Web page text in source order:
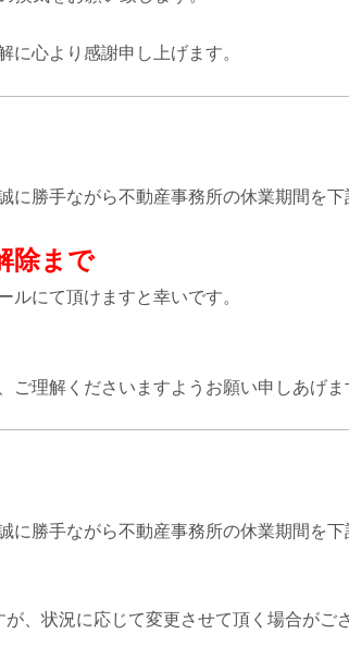
心より感謝申し上げます。
に勝手ながら不動産事務所の休業期間を
除まで
にて頂けますと幸いです。
理解くださいますようお願い申しあげま
に勝手ながら不動産事務所の休業期間を
、状況に応じて変更させて頂く場合がござ